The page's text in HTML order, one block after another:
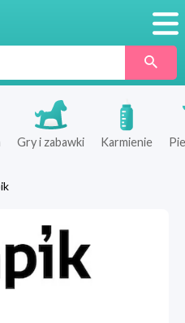
Gry i zabawki Karmienie